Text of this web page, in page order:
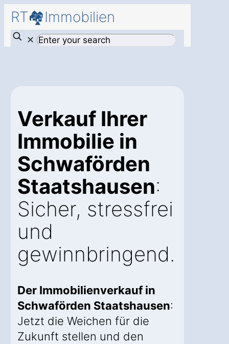
RT🏘️Immobilien
✕
Verkauf Ihrer
Immobilie in
Schwaförden
Staatshausen:
Sicher, stressfrei
und
gewinnbringend.
Der Immobilienverkauf in
Schwaförden Staatshausen:
Jetzt die Weichen für die
Zukunft stellen und den